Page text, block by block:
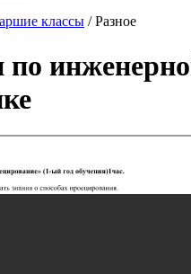
классы /Разное
по